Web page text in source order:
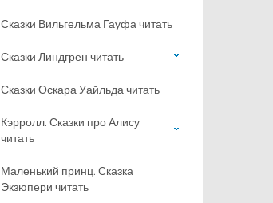
Сказки Вильгельма Гауфа читать
Сказки Линдгрен читать
Сказки Оскара Уайльда читать
Кэрролл. Сказки про Алису
читать
Маленький принц. Сказка
Экзюпери читать